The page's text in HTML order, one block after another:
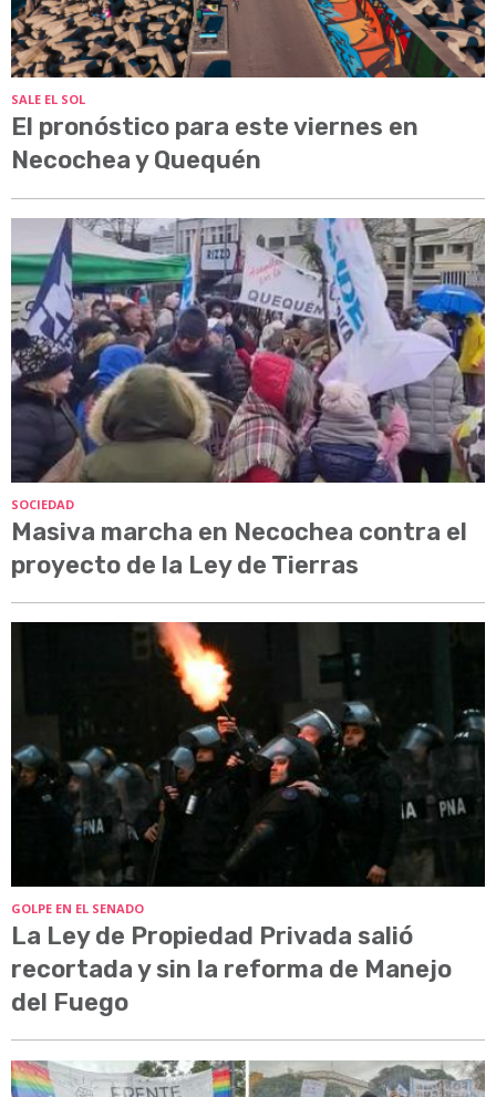
SALE EL SOL
El pronóstico para este viernes en
Necochea y Quequén
SOCIEDAD
Masiva marcha en Necochea contra el
proyecto de la Ley de Tierras
GOLPE EN EL SENADO
La Ley de Propiedad Privada salió
recortada y sin la reforma de Manejo
del Fuego